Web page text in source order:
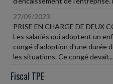
27/09/2023
PRISE EN CHARGE DE DEUX
Les salariés qui adoptent un
congé d'adoption d'une durée
les situations. Ce congé devait...
Fiscal TPE